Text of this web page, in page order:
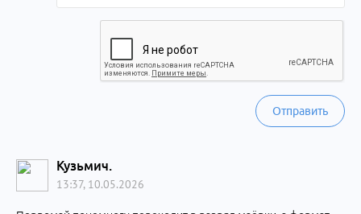
Отправить
Кузьмич.
13:37, 10.05.2026